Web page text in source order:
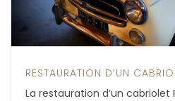
RESTAURATION D’UN
La restauration d’un cabriolet